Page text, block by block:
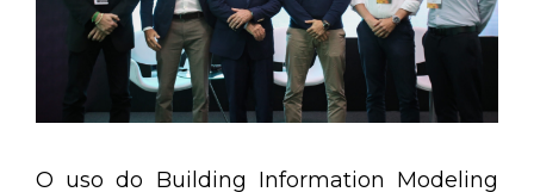
O uso do Building Information Modeling